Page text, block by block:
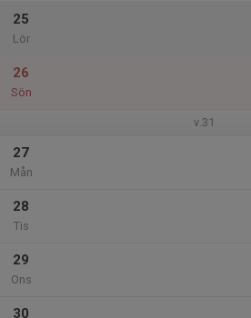
25
Lör
26
Sön
v.31
27
Mån
28
Tis
29
Ons
30